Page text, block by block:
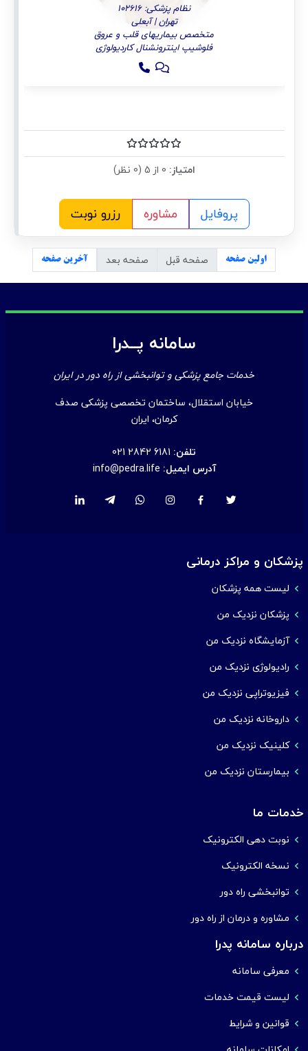
نظام پزشکی: 102616
تهران | آبعلی
متخصص بیماریهای قلب و عروق
فلوشیپ اینترونشنال کاردیولوژی
امتیاز:
پروفایل مشاوره رزرو نوبت
اولین صفحه صفحه قبل صفحه بعد آخرین صفحه
سامانه پــدرا
خدمات جامع پزشکی و توانبخشی از راه دور در ایران
خیابان استقلال، ساختمان تخصصی پزشکی صدف
کرمان، ایران
تلفن: 021 2842 6181
آدرس ایمیل: info@pedra.life
پزشکان و مراکز درمانی
لیست همه پزشکان
پزشکان نزدیک من
آزمایشگاه نزدیک من
رادیولوژی نزدیک من
فیزیوتراپی نزدیک من
داروخانه نزدیک من
کلینیک نزدیک من
بیمارستان نزدیک من
خدمات ما
نوبت دهی الکترونیک
نسخه الکترونیک
توانبخشی راه دور
مشاوره و درمان از راه دور
درباره سامانه پدرا
معرفی سامانه
لیست قیمت خدمات
قوانین و شرایط